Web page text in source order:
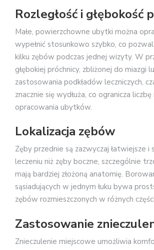
Rozległość i głębokość
Małe, powierzchowne ubytki można
wypełnić stosunkowo szybko, co
kilku zębów podczas jednej wizyty. W
głębokiej próchnicy, zbliżonej do miazgi
zastosowania podkładów leczniczych,
znacznie się wydłuża, co ogranicza
opracowania ubytków.
Lokalizacja zębów
Zęby przednie są zazwyczaj łatwiejsze i
leczeniu niż zęby boczne, szczególnie
mają bardziej złożoną anatomię.
sąsiadujących w jednym łuku bywa
zębów rozmieszczonych w różnych
Zastosowanie
Znieczulenie miejscowe umożliwia